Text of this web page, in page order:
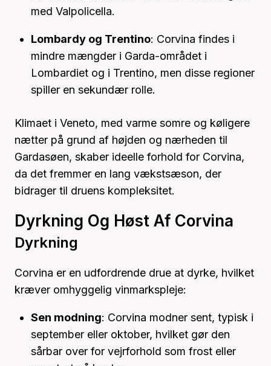
med Valpolicella.
Lombardy og Trentino: Corvina findes i
mindre mængder i Garda-området i
Lombardiet og i Trentino, men disse regioner
spiller en sekundær rolle.
Klimaet i Veneto, med varme somre og køligere
nætter på grund af højden og nærheden til
Gardasøen, skaber ideelle forhold for Corvina,
da det fremmer en lang vækstsæson, der
bidrager til druens kompleksitet.
Dyrkning Og Høst Af Corvina
Dyrkning
Corvina er en udfordrende drue at dyrke, hvilket
kræver omhyggelig vinmarkspleje:
Sen modning: Corvina modner sent, typisk i
september eller oktober, hvilket gør den
sårbar over for vejrforhold som frost eller